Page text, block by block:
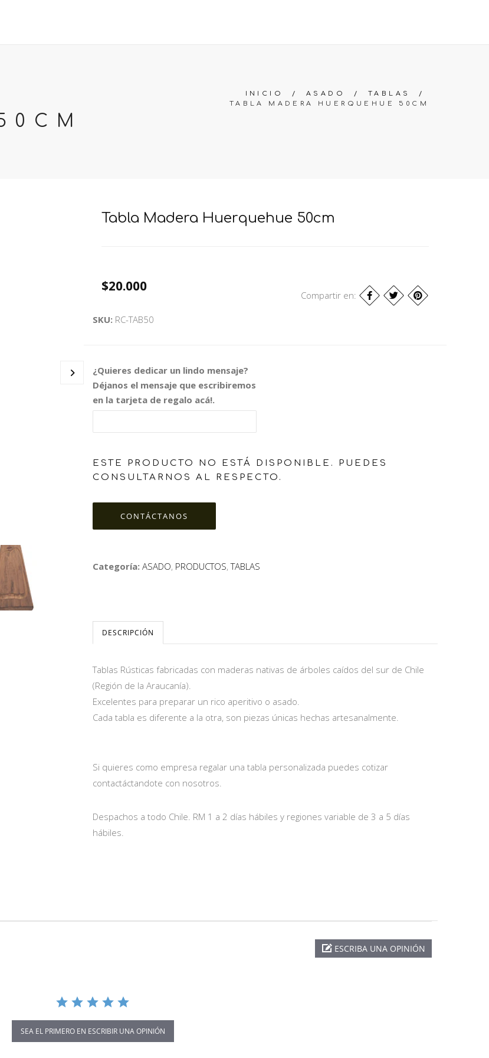
INICIO / ASADO / TABLAS
/
TABLA MADERA HUERQUEHUE 50CM
Tabla Madera Huerquehue 50cm
$20.000
Compartir en:
SKU: RC-TAB50
¿Quieres dedicar un lindo mensaje?
Déjanos el mensaje que escribiremos
en la tarjeta de regalo acá!.
ESTE PRODUCTO NO ESTÁ DISPONIBLE. PUEDES
CONSULTARNOS AL RESPECTO.
CONTÁCTANOS
Categoría: ASADO, PRODUCTOS,TABLAS
DESCRIPCIÓN
Tablas Rústicas fabricadas con maderas nativas de árboles caídos del sur de Chile
(Región de la Araucanía).
Excelentes para preparar un rico aperitivo o asado.
Cada tabla es diferente a la otra, son piezas únicas hechas artesanalmente.
Si quieres como empresa regalar una tabla personalizada puedes cotizar
contactáctandote con nosotros.
Despachos a todo Chile. RM 1 a 2 días hábiles y regiones variable de 3 a 5 días
hábiles.
ESCRIBA UNA OPINIÓN
SEA EL PRIMERO EN ESCRIBIR UNA OPINIÓN